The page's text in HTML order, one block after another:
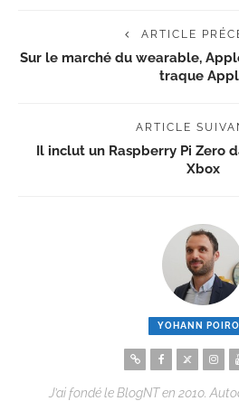
ARTICLE
Sur le marché du wearable,
traque
ARTICLE
Il inclut un Raspberry Pi Zero
Xbox
YOHANN
J’ai fondé le BlogNT en 2010.